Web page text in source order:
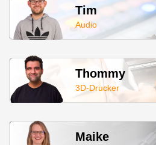
Tim
Audio
Thommy
3D-Drucker
Maike